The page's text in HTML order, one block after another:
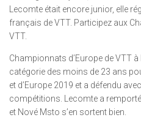
Lecomte était encore junior, elle
français de VTT. Participez aux
VTT.
Championnats d’Europe de VTT à
catégorie des moins de 23 ans
et d’Europe 2019 et a défendu
compétitions. Lecomte a
et Nové Msto s’en sortent bien.